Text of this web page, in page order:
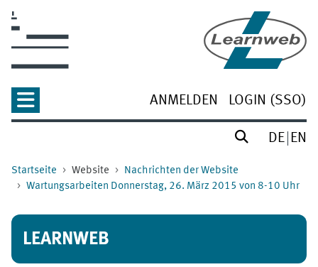
ANMELDEN LOGIN (SSO)
DE EN
Startseite Website
Nachrichten der Website
Wartungsarbeiten Donnerstag, 26. März 2015 von 8-10 Uhr
LEARNWEB